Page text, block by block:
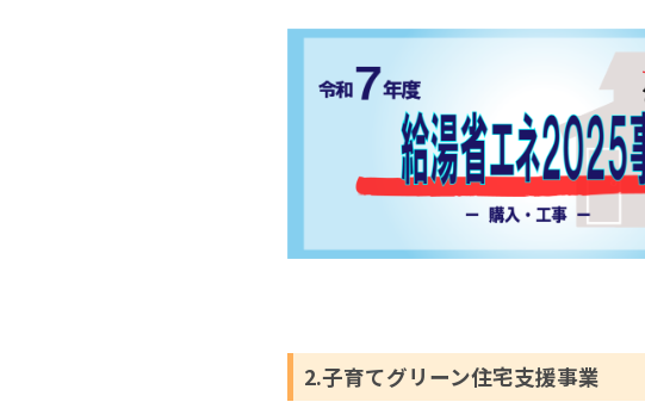
2.子育てグリーン住宅支援事業